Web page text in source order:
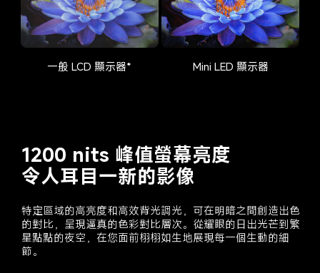
一般 LCD 顯示器* Mini LED 顯示器
1200 nits 峰值螢幕亮度
令人耳目一新的影像
特定區域的高亮度和高效背光調光，可在明暗之間創造出色
的對比，呈現逼真的色彩對比層次。從耀眼的日出光芒到繁
星點點的夜空，在您面前栩栩如生地展現每一個生動的細
節。